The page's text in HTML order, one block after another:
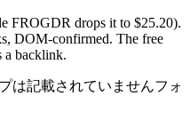
FROGDR drops it to $25.20).
DOM-confirmed. The free
a backlink.
は記載されていませんフォ